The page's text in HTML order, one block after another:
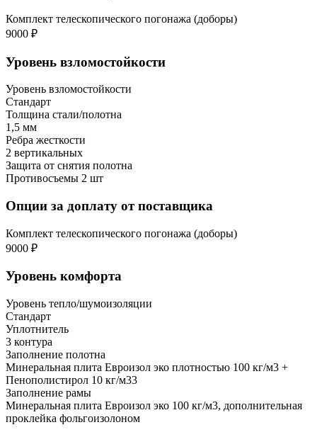
Комплект телескопического погонажа (доборы)
9000 ₽
Уровень взломостойкости
Уровень взломостойкости
Стандарт
Толщина стали/полотна
1,5 мм
Ребра жесткости
2 вертикальных
Защита от снятия полотна
Противосъемы 2 шт
Опции за доплату от поставщика
Комплект телескопического погонажа (доборы)
9000 ₽
Уровень комфорта
Уровень тепло/шумоизоляции
Стандарт
Уплотнитель
3 контура
Заполнение полотна
Минеральная плита Евроизол эко плотностью 100 кг/м3 +
Пенополистирол 10 кг/м33
Заполнение рамы
Минеральная плита Евроизол эко 100 кг/м3, дополнительная
проклейка фольгоизолоном